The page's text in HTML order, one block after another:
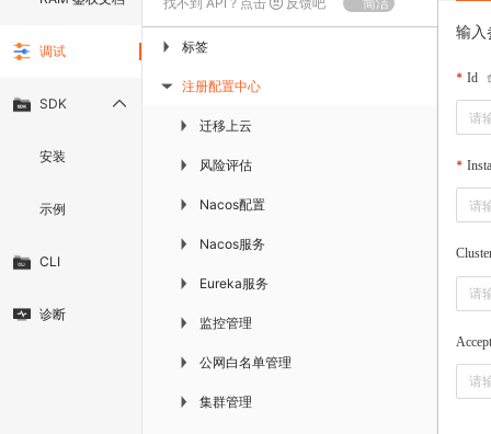
调试
SDK
安装
示例
CLI
诊断
▶ 标签
▶ 注册配置中心
▶ 迁移上云
▶ 风险评估
▶ Nacos配置
▶ Nacos服务
▶ Eureka服务
▶ 监控管理
▶ 公网白名单管理
▶ 集群管理
输入
Id